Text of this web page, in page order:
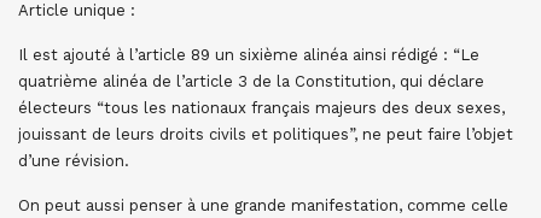
Article unique :
Il est ajouté à l’article 89 un sixième alinéa ainsi rédigé : “Le
quatrième alinéa de l’article 3 de la Constitution, qui déclare
électeurs “tous les nationaux français majeurs des deux sexes,
jouissant de leurs droits civils et politiques”, ne peut faire l’objet
d’une révision.
On peut aussi penser à une grande manifestation, comme celle